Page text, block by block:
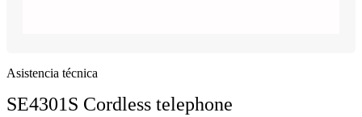
Asistencia técnica
SE4301S Cordless telephone